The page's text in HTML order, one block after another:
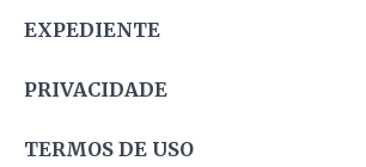
EXPEDIENTE
PRIVACIDADE
TERMOS DE USO